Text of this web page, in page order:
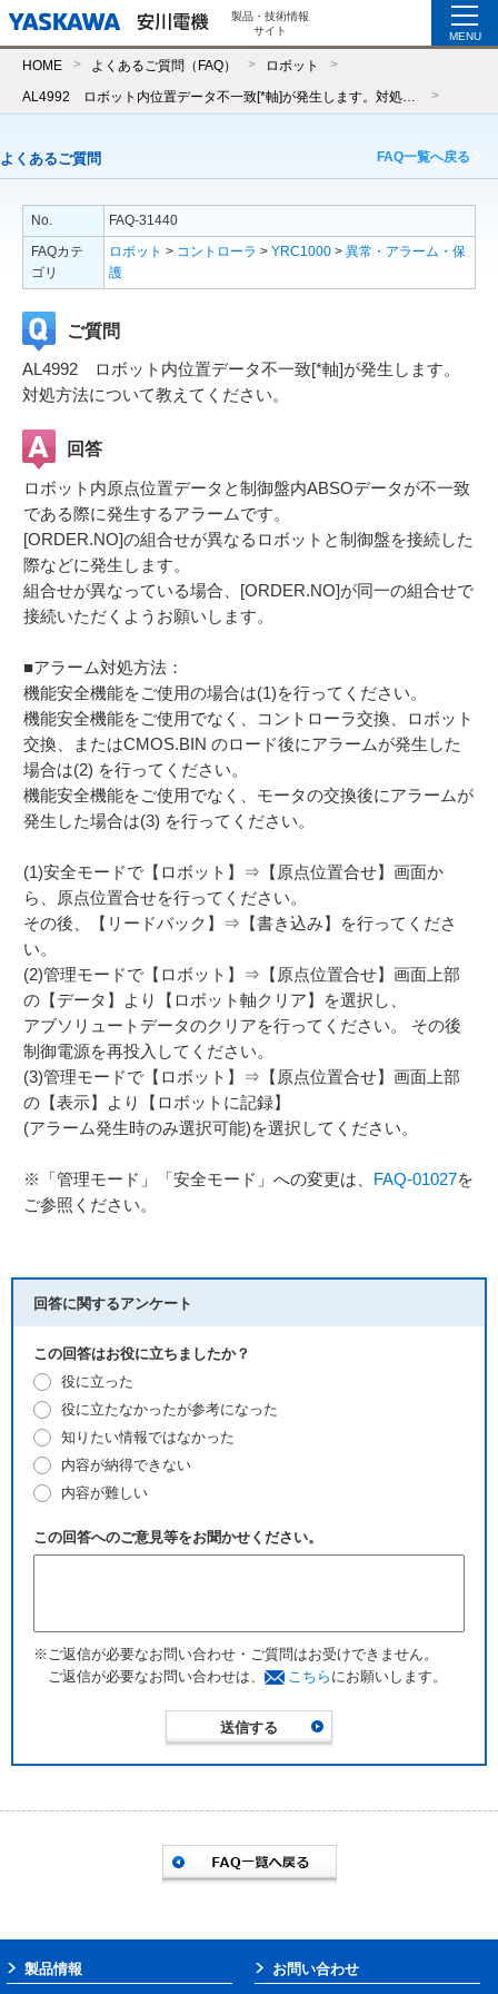
製品・技術情報
サイト
MENU
HOME よくあるご質問（FAQ） ロボット
よくあるご質問 FAQ一覧へ戻る
No.
FAQ-31440
FAQカテ
ゴリ
ロボット > コントローラ > YRC1000 > 異常・アラーム・保
護
ご質問
AL4992 ロボット内位置データ不一致[*軸]が発生します。
対処方法について教えてください。
回答
ロボット内原点位置データと制御盤内ABSOデータが不一致
である際に発生するアラームです。
[ORDER.NO]の組合せが異なるロボットと制御盤を接続した
際などに発生します。
組合せが異なっている場合、[ORDER.NO]が同一の組合せで
接続いただくようお願いします。
■アラーム対処方法：
機能安全機能をご使用の場合は(1)を行ってください。
機能安全機能をご使用でなく、コントローラ交換、ロボット
交換、またはCMOS.BIN のロード後にアラームが発生した
場合は(2) を行ってください。
機能安全機能をご使用でなく、モータの交換後にアラームが
発生した場合は(3) を行ってください。
(1)安全モードで【ロボット】⇒【原点位置合せ】画面か
ら、原点位置合せを行ってください。
その後、【リードバック】⇒【書き込み】を行ってくださ
い。
(2)管理モードで【ロボット】⇒【原点位置合せ】画面上部
の【データ】より【ロボット軸クリア】を選択し、
アブソリュートデータのクリアを行ってください。 その後
制御電源を再投入してください。
(3)管理モードで【ロボット】⇒【原点位置合せ】画面上部
の【表示】より【ロボットに記録】
(アラーム発生時のみ選択可能)を選択してください。
※「管理モード」「安全モード」への変更は、 FAQ-01027を
ご参照ください。
回答に関するアンケート
この回答はお役に立ちましたか？
役に立った
役に立たなかったが参考になった
知りたい情報ではなかった
内容が納得できない
内容が難しい
この回答へのご意見等をお聞かせください。
※ご返信が必要なお問い合わせ・ご質問はお受けできません。
ご返信が必要なお問い合わせは、
こちら にお願いします。
製品情報 お問い合わせ